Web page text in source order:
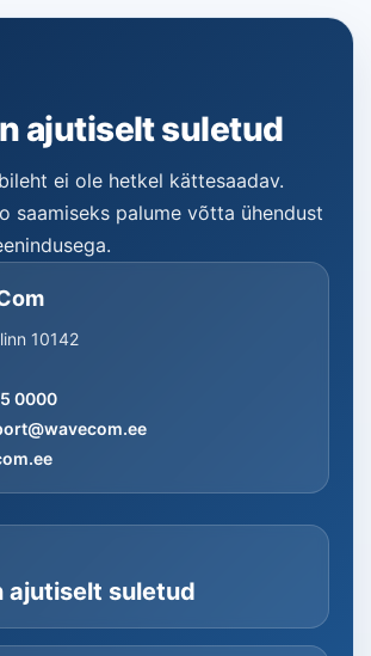
ajutiselt suletud
ei ole hetkel kättesaadav.
saamiseks palume võtta ühendust
10142
0000
ajutiselt suletud